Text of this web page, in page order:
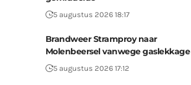
5 augustus 2026 18:17
Brandweer Stramproy naar
Molenbeersel vanwege gaslekkage
5 augustus 2026 17:12